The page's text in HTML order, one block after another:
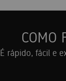
COMO
É rápido, fácil e